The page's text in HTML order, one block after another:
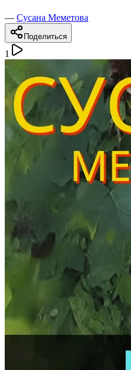
— Сусана Меметова
Поделиться
1